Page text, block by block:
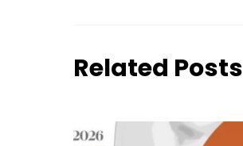
Related Posts